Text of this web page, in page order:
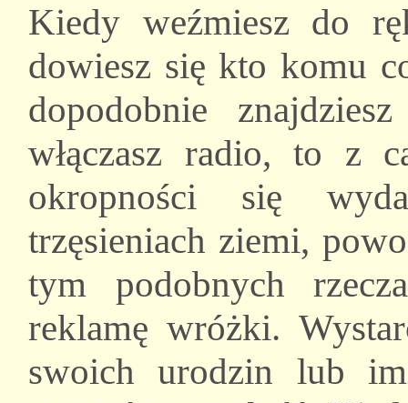
Kiedy weźmiesz do
dowiesz się kto komu
dopodobnie
włączasz radio, to z
okropności się
trzęsieniach ziemi,
tym podobnych
reklamę wróżki.
swoich urodzin lub